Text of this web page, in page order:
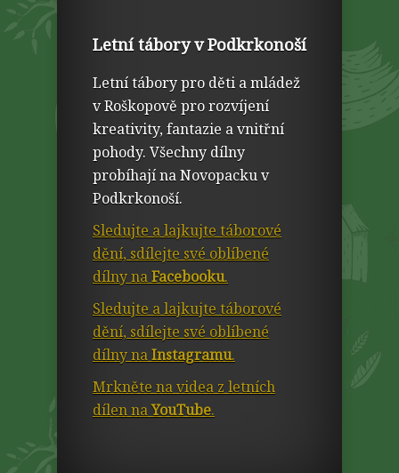
Letní tábory v Podkrkonoší
Letní tábory pro děti a mládež
v Roškopově pro rozvíjení
kreativity, fantazie a vnitřní
pohody. Všechny dílny
probíhají na Novopacku v
Podkrkonoší.
Sledujte a lajkujte táborové
dění, sdílejte své oblíbené
dílny naFacebooku.
Sledujte a lajkujte táborové
dění, sdílejte své oblíbené
dílny naInstagramu.
Mrkněte na videa z letních
dílen naYouTube.